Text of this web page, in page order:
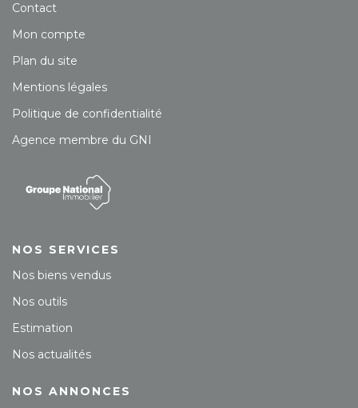
Contact
Mon compte
Plan du site
Mentions légales
Politique de confidentialité
Agence membre du GNI
NOS SERVICES
Nos biens vendus
Nos outils
Estimation
Nos actualités
NOS ANNONCES